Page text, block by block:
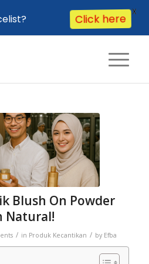
Blush On Powder
Natural!
/ in Produk Kecantikan / by Efba
Click here
X